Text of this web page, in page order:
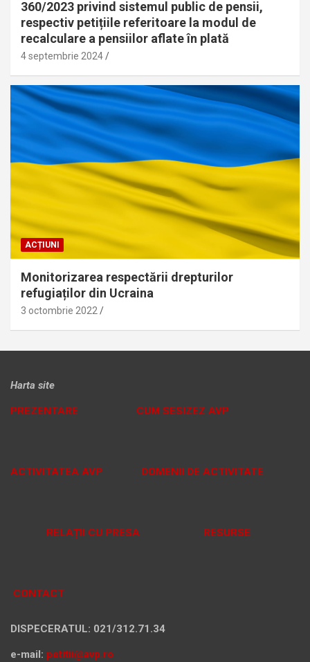
360/2023 privind sistemul public de pensii,
respectiv petițiile referitoare la modul de
recalculare a pensiilor aflate în plată
4 septembrie 2024
ACȚIUNI
Monitorizarea respectării drepturilor
refugiaților din Ucraina
3 octombrie 2022
Harta site
PREZENTARE CUM SESIZEZ AVP
ACTIVITATEA AVP DOMENII DE ACTIVITATE
RELAȚII CU PRESA RESURSE
CONTACT
DISPECERATUL: 021/312.71.34
e-mail: petitii@avp.ro